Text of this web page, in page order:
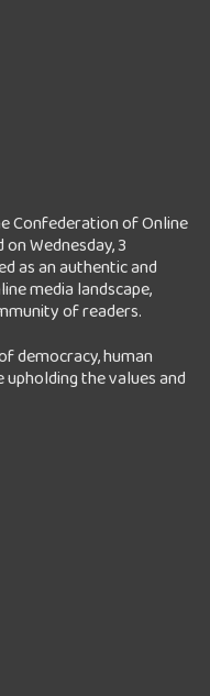
Confederation of Online
Wednesday, 3
as an authentic and
media landscape,
of readers.
democracy, human
the values and